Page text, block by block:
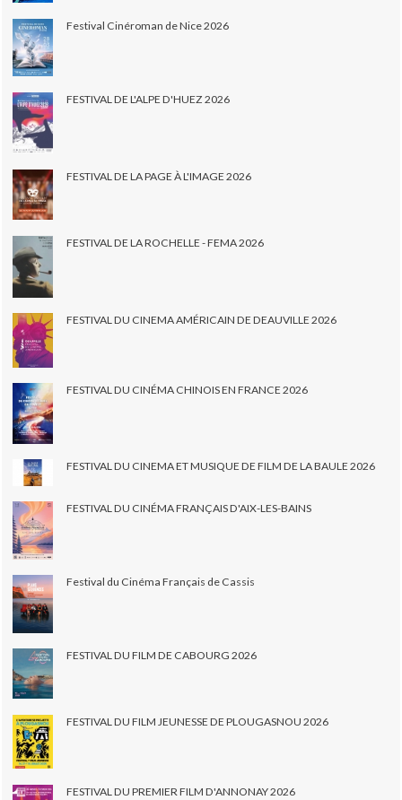
Festival Cinéroman de Nice 2026
FESTIVAL DE L'ALPE D'HUEZ 2026
FESTIVAL DE LA PAGE À L'IMAGE 2026
FESTIVAL DE LA ROCHELLE - FEMA 2026
FESTIVAL DU CINEMA AMÉRICAIN DE DEAUVILLE 2026
FESTIVAL DU CINÉMA CHINOIS EN FRANCE 2026
FESTIVAL DU CINEMA ET MUSIQUE DE FILM DE LA BAULE 2026
FESTIVAL DU CINÉMA FRANÇAIS D'AIX-LES-BAINS
Festival du Cinéma Français de Cassis
FESTIVAL DU FILM DE CABOURG 2026
FESTIVAL DU FILM JEUNESSE DE PLOUGASNOU 2026
FESTIVAL DU PREMIER FILM D'ANNONAY 2026